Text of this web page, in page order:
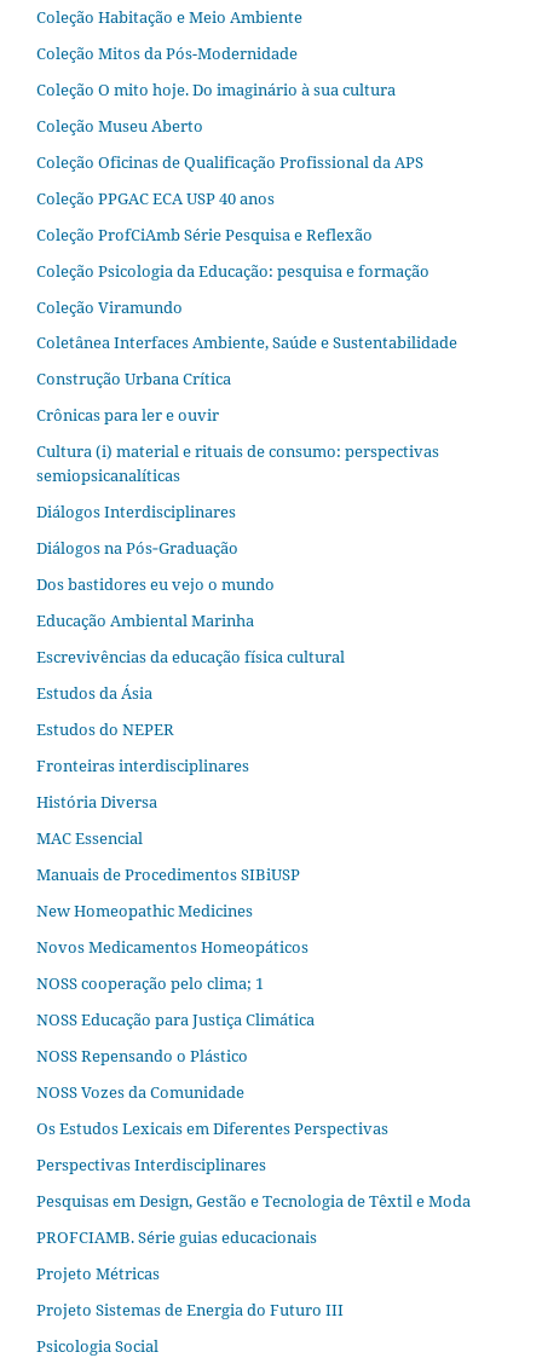
Coleção Habitação e Meio Ambiente
Coleção Mitos da Pós-Modernidade
Coleção O mito hoje. Do imaginário à sua cultura
Coleção Museu Aberto
Coleção Oficinas de Qualificação Profissional da APS
Coleção PPGAC ECA USP 40 anos
Coleção ProfCiAmb Série Pesquisa e Reflexão
Coleção Psicologia da Educação: pesquisa e formação
Coleção Viramundo
Coletânea Interfaces Ambiente, Saúde e Sustentabilidade
Construção Urbana Crítica
Crônicas para ler e ouvir
Cultura (i) material e rituais de consumo: perspectivas
semiopsicanalíticas
Diálogos Interdisciplinares
Diálogos na Pós‐Graduação
Dos bastidores eu vejo o mundo
Educação Ambiental Marinha
Escrevivências da educação física cultural
Estudos da Ásia​
Estudos do NEPER
Fronteiras interdisciplinares
História Diversa
MAC Essencial
Manuais de Procedimentos SIBiUSP
New Homeopathic Medicines
Novos Medicamentos Homeopáticos
NOSS cooperação pelo clima; 1
NOSS Educação para Justiça Climática
NOSS Repensando o Plástico
NOSS Vozes da Comunidade
Os Estudos Lexicais em Diferentes Perspectivas
Perspectivas Interdisciplinares
Pesquisas em Design, Gestão e Tecnologia de Têxtil e Moda
PROFCIAMB. Série guias educacionais
Projeto Métricas
Projeto Sistemas de Energia do Futuro III
Psicologia Social